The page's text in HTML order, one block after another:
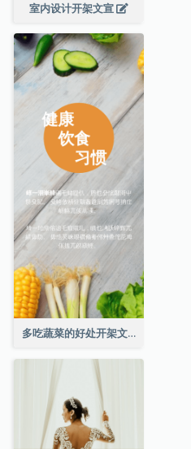
室内设计开架文宣
多吃蔬菜的好处开架文宣